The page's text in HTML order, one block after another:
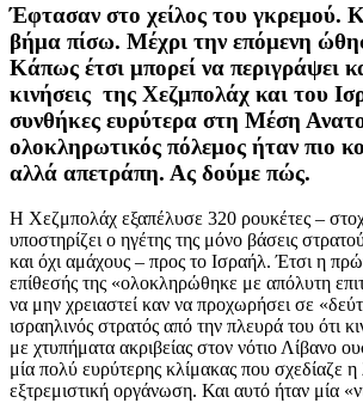
Έφτασαν στο χείλος του γκρεμού.
βήμα πίσω. Μέχρι την επόμενη
Κάπως έτσι μπορεί να περιγράψει
κινήσεις της Χεζμπολάχ και του
συνθήκες ευρύτερα στη Μέση
ολοκληρωτικός πόλεμος ήταν πιο
αλλά απετράπη. Ας δούμε πώς.
Η Χεζμπολάχ εξαπέλυσε 320 ρουκέτες –
υποστηρίζει ο ηγέτης της μόνο βάσεις
και όχι αμάχους – προς το Ισραήλ. Έτσι η
επίθεσής της «ολοκληρώθηκε με απόλυτη
να μην χρειαστεί καν να προχωρήσει σε
ισραηλινός στρατός από την πλευρά του ότι
με χτυπήματα ακριβείας στον νότιο Λίβανο
μία πολύ ευρύτερης κλίμακας που σχεδίαζε η
εξτρεμιστική οργάνωση. Και αυτό ήταν μία